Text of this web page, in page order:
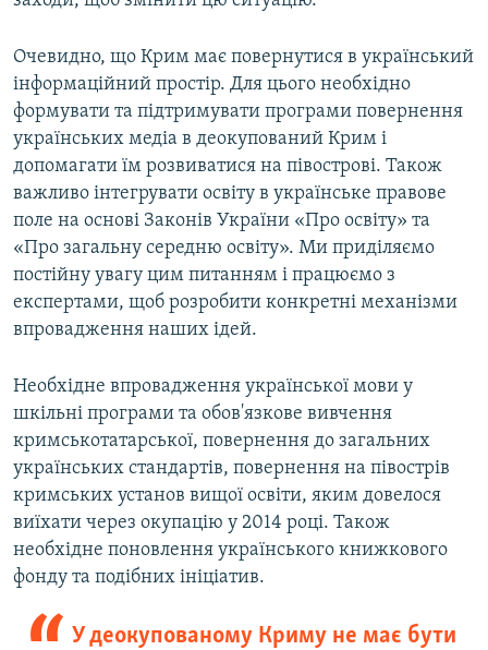
Очевидно, що Крим має повернутися в український
інформаційний простір. Для цього необхідно
формувати та підтримувати програми повернення
українських медіа в деокупований Крим і
допомагати їм розвиватися на півострові. Також
важливо інтегрувати освіту в українське правове
поле на основі Законів України «Про освіту» та
«Про загальну середню освіту». Ми приділяємо
постійну увагу цим питанням і працюємо з
експертами, щоб розробити конкретні механізми
впровадження наших ідей.
Необхідне впровадження української мови у
шкільні програми та обов'язкове вивчення
кримськотатарської, повернення до загальних
українських стандартів, повернення на півострів
кримських установ вищої освіти, яким довелося
виїхати через окупацію у 2014 році. Також
необхідне поновлення українського книжкового
фонду та подібних ініціатив.
У деокупованому Криму не має бути